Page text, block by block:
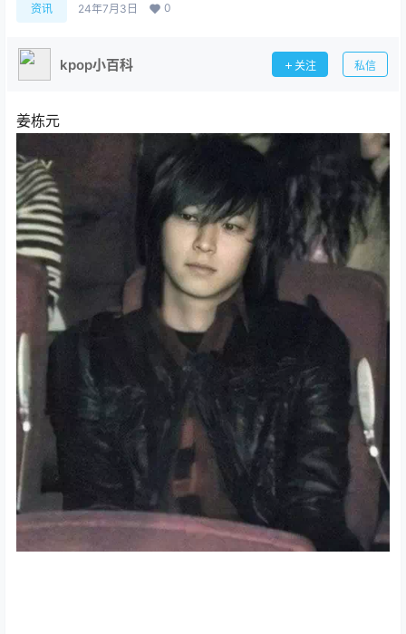
资讯 24年7月3日 0
kpop小百科 关注 私信
姜栋元